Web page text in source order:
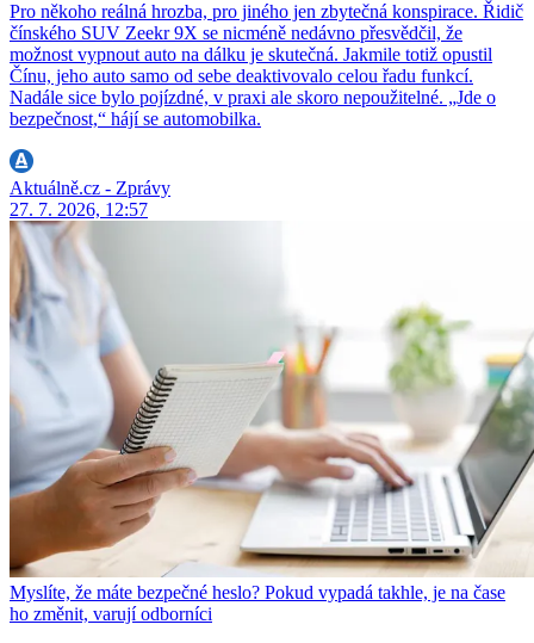
Pro někoho reálná hrozba, pro jiného jen zbytečná konspirace. Řidič
čínského SUV Zeekr 9X se nicméně nedávno přesvědčil, že
možnost vypnout auto na dálku je skutečná. Jakmile totiž opustil
Čínu, jeho auto samo od sebe deaktivovalo celou řadu funkcí.
Nadále sice bylo pojízdné, v praxi ale skoro nepoužitelné. „Jde o
bezpečnost,“ hájí se automobilka.
Aktuálně.cz - Zprávy
27. 7. 2026, 12:57
Myslíte, že máte bezpečné heslo? Pokud vypadá takhle, je na čase
ho změnit, varují odborníci